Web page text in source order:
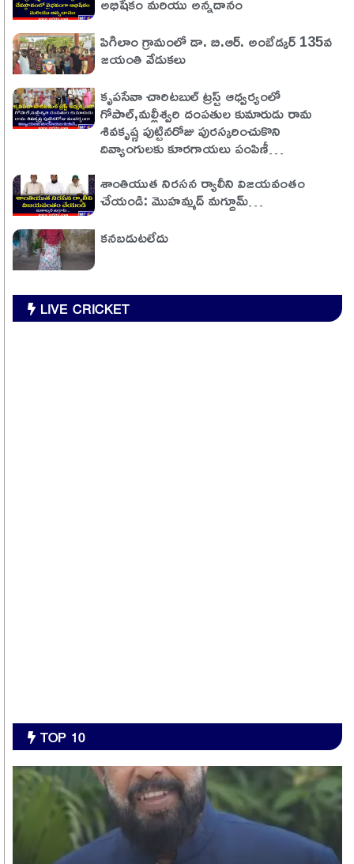
పిగిలాం గ్రామంలో డా. బి.ఆర్. అంబేడ్కర్ 135వ
జయంతి వేడుకలు
కృపసేవా చారిటబుల్ ట్రస్ట్ ఆధ్వర్యంలో
గోపాల్,మల్లీశ్వరి దంపతుల కుమారుడు రామ
శివకృష్ణ పుట్టినరోజు పురస్కరించుకొని
దివ్యాంగులకు కూరగాయలు పంపిణీ…
శాంతియుత నిరసన ర్యాలీని విజయవంతం
చేయండి: మొహమ్మద్ మగ్దూమ్…
కనబడుటలేదు
LIVE CRICKET
TOP 10